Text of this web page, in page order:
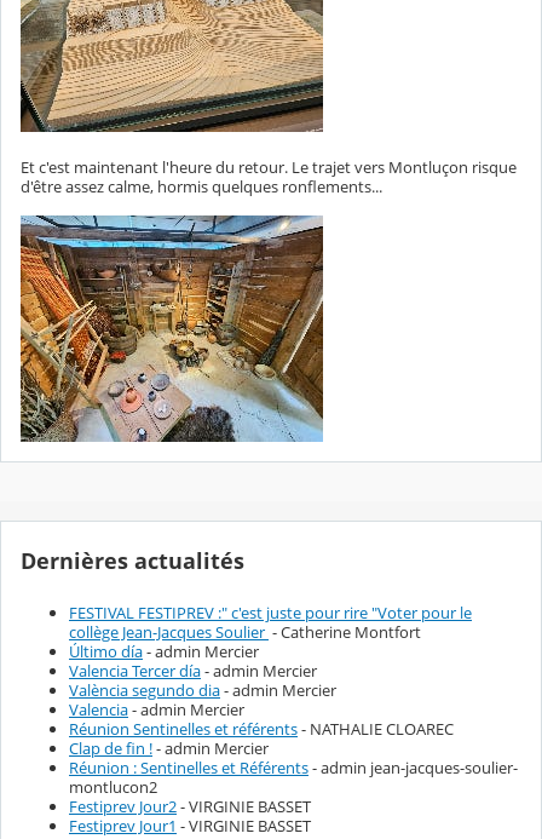
Et c'est maintenant l'heure du retour. Le trajet vers Montluçon risque
d'être assez calme, hormis quelques ronflements...
Dernières actualités
FESTIVAL FESTIPREV :" c'est juste pour rire "Voter pour le
collège Jean-Jacques Soulier - Catherine Montfort
Último día- admin Mercier
Valencia Tercer día- admin Mercier
València segundo dia- admin Mercier
Valencia- admin Mercier
Réunion Sentinelles et référents- NATHALIE CLOAREC
Clap de fin !- admin Mercier
Réunion : Sentinelles et Référents- admin jean-jacques-soulier-
montlucon2
Festiprev Jour2- VIRGINIE BASSET
Festiprev Jour1 - VIRGINIE BASSET